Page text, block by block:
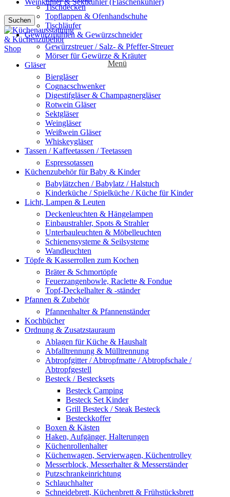
Weinkühler & Sektkühler (Flaschenkühler)
Suchen
Menü
Tischdecken
Topflappen & Ofenhandschuhe
Tischläufer
Gewürzmühlen & Gewürzschneider
Gewürzstreuer / Salz- & Pfeffer-Streuer
Mörser für Gewürze & Kräuter
Gläser
Biergläser
Cognacschwenker
Digestifgläser & Champagnergläser
Rotwein Gläser
Sektgläser
Weingläser
Weißwein Gläser
Whiskeygläser
Tassen / Kaffeetassen / Teetassen
Espressotassen
Küchenzubehör für Baby & Kinder
Babylätzchen / Babylatz / Halstuch
Kinderküche / Spielküche / Küche für Kinder
Licht, Lampen & Leuten
Deckenleuchten & Hängelampen
Einbaustrahler, Spots & Strahler
Unterbauleuchten & Möbelleuchten
Schienensysteme & Seilsysteme
Wandleuchten
Töpfe & Kasserrollen zum Kochen
Bräter & Schmortöpfe
Feuerzangenbowle, Raclette & Fondue
Topf-Deckelhalter & -ständer
Pfannen & Zubehör
Pfannenhalter & Pfannenständer
Kochbücher
Ordnung & Zusatzstauraum
Ablagen für Küche & Haushalt
Abfalltrennung & Mülltrennung
Abtropfgitter / Abtropfmatte / Abtropfschale /
Abtropfgestell
Besteck / Bestecksets
Besteck Camping
Besteck Set Kinder
Grill Besteck / Steak Besteck
Besteckkoffer
Boxen & Kästen
Haken, Aufgänger, Halterungen
Küchenrollenhalter
Küchenwagen, Servierwagen, Küchentrolley
Messerblock, Messerhalter & Messerständer
Putzschrankeinrichtung
Schlauchhalter
Schneidebrett, Küchenbrett & Frühstücksbrett